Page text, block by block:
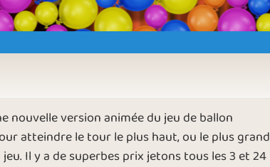
nouvelle version animée du jeu de ballon
atteindre le tour le plus haut, ou le plus grand
Il y a de superbes prix jetons tous les 3 et 24